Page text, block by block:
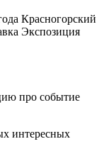
Красногорский
Экспозиция
про событие
интересных